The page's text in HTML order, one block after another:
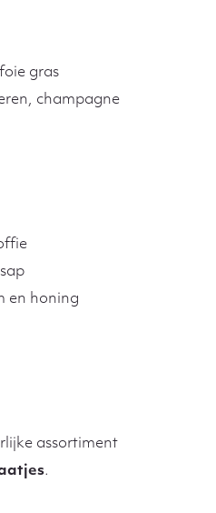
gras
champagne
en honing
assortiment
.